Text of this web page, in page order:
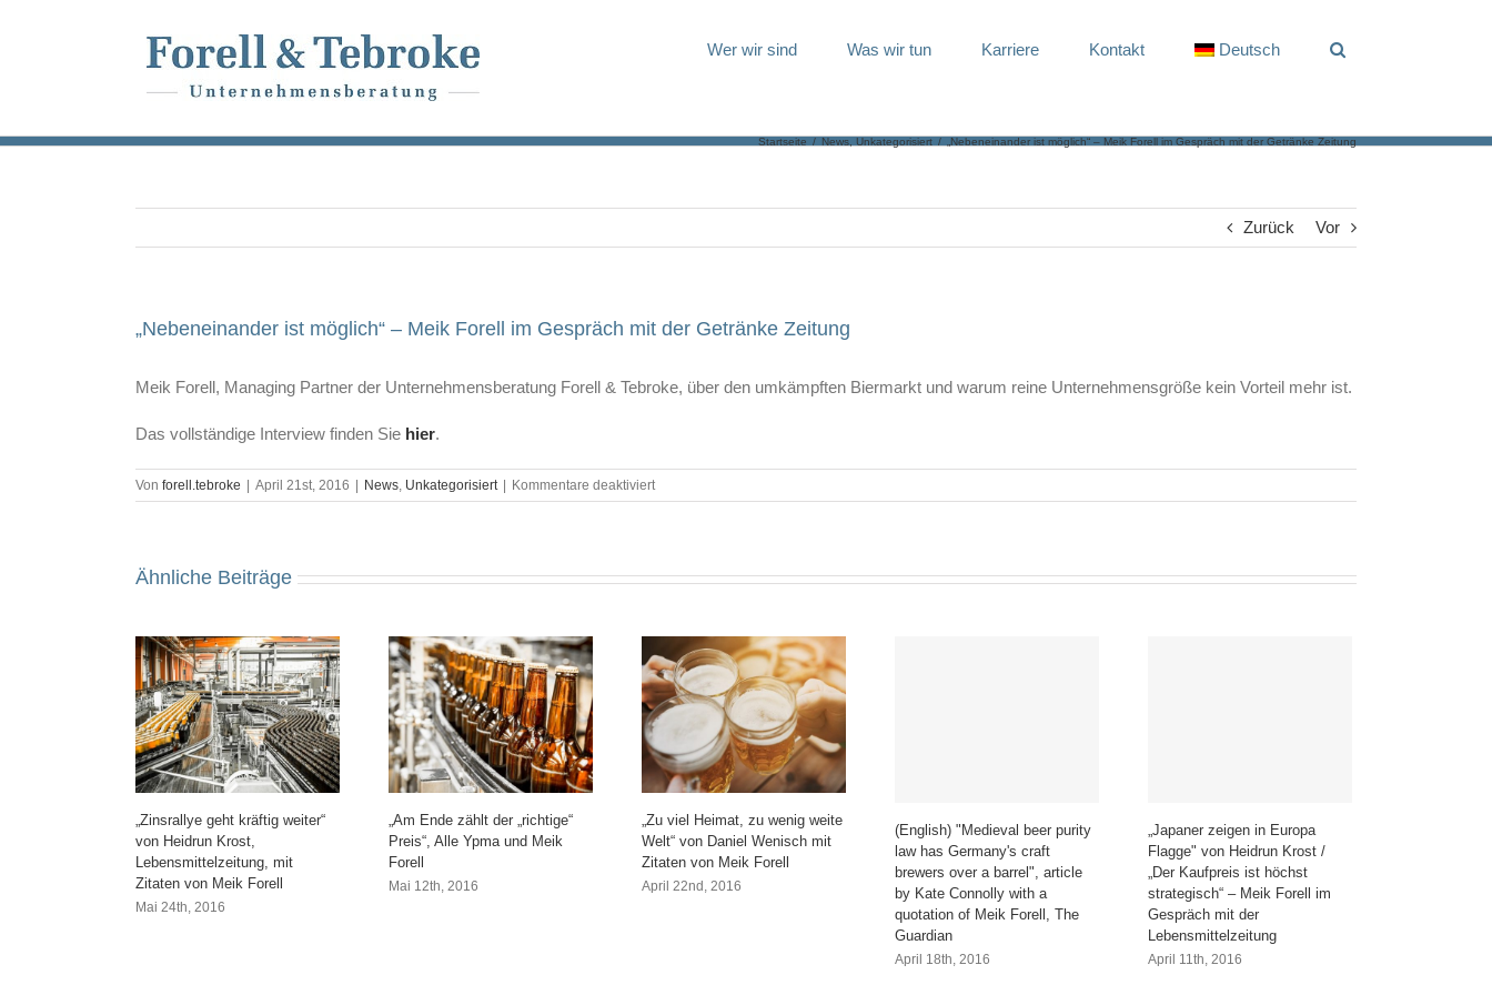
Wer wir sind Was wir tun Karriere Kontakt Deutsch
Startseite / News Unkategorisiert / „Nebeneinander ist möglich“ – Meik Forell im Gespräch mit der Getränke Zeitung
Zurück Vor
„Nebeneinander ist möglich“ – Meik Forell im Gespräch mit der Getränke Zeitung
Meik Forell, Managing Partner der Unternehmensberatung Forell & Tebroke, über den umkämpften Biermarkt und warum reine Unternehmensgröße kein Vorteil mehr ist.
Das vollständige Interview finden Sie hier.
Von forell.tebroke April 21st, 2016 News, Unkategorisiert Kommentare deaktiviertfür
„Nebeneinander
Meik
mit
der
Getränke
Zeitung
Ähnliche Beiträge
„Zinsrallye geht kräftig weiter“
von Heidrun Krost,
Lebensmittelzeitung, mit
Zitaten von Meik Forell
Mai 24th, 2016
„Am Ende zählt der „richtige“
Preis“, Alle Ypma und Meik
Forell
Mai 12th, 2016
„Zu viel Heimat, zu wenig weite
Welt“ von Daniel Wenisch mit
Zitaten von Meik Forell
April 22nd, 2016
(English) "Medieval beer purity
law has Germany's craft
brewers over a barrel", article
by Kate Connolly with a
quotation of Meik Forell, The
Guardian
April 18th, 2016
„Japaner zeigen in Europa
Flagge" von Heidrun Krost /
„Der Kaufpreis ist höchst
strategisch“ – Meik Forell im
Gespräch mit der
Lebensmittelzeitung
April 11th, 2016